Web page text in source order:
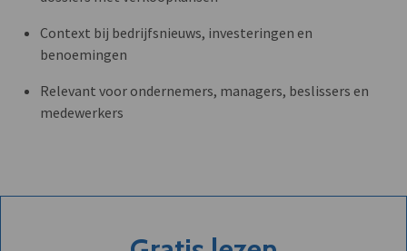
Context bij bedrijfsnieuws, investeringen en
benoemingen
Relevant voor ondernemers, managers, beslissers en
medewerkers